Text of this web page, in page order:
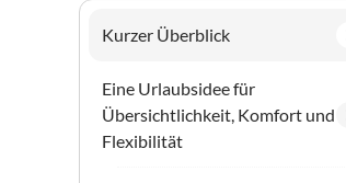
Kurzer Überblick
Eine Urlaubsidee für
Übersichtlichkeit, Komfort und
Flexibilität